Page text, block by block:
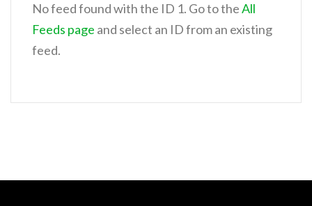
No feed found with the ID 1. Go to theAll
Feeds page and select an ID from an existing
feed.